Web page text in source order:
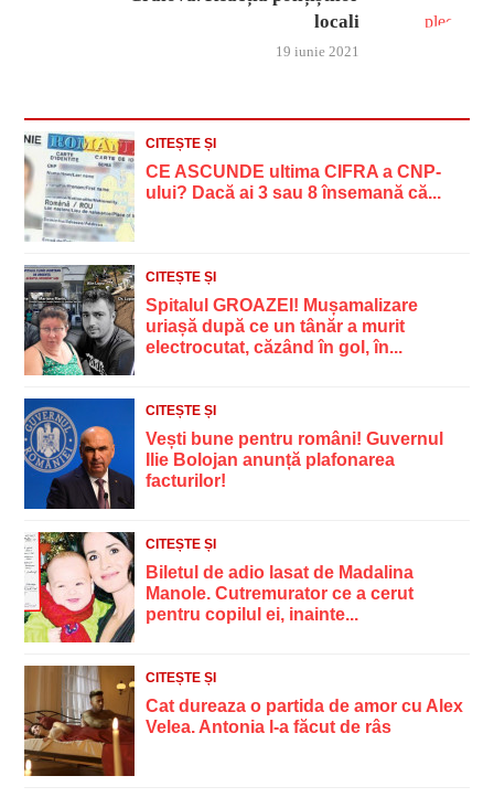
locali
19 iunie 2021
CITEȘTE ȘI
CE ASCUNDE ultima CIFRA a CNP-
ului? Dacă ai 3 sau 8 însemană că...
CITEȘTE ȘI
Spitalul GROAZEI! Mușamalizare
uriașă după ce un tânăr a murit
electrocutat, căzând în gol, în...
CITEȘTE ȘI
Vești bune pentru români! Guvernul
Ilie Bolojan anunță plafonarea
facturilor!
CITEȘTE ȘI
Biletul de adio lasat de Madalina
Manole. Cutremurator ce a cerut
pentru copilul ei, inainte...
CITEȘTE ȘI
Cat dureaza o partida de amor cu Alex
Velea. Antonia l-a făcut de râs